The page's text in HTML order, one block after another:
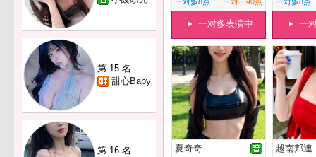
第 15 名
甜心Baby
第 16 名
一对多表演中 一
夏奇奇 越南邦連